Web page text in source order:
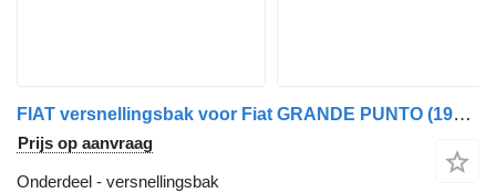
FIAT versnellingsbak voor Fiat GRANDE PUNTO (199_) | 05 auto
Prijs op aanvraag
Onderdeel - versnellingsbak